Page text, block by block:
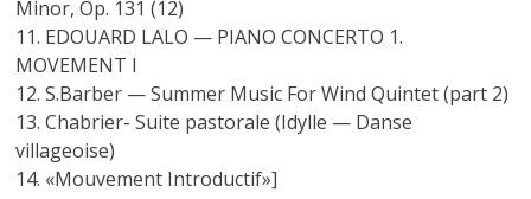
Minor, Op. 131 (12)
11. EDOUARD LALO — PIANO CONCERTO 1.
MOVEMENT I
12. S.Barber — Summer Music For Wind Quintet (part 2)
13. Chabrier- Suite pastorale (Idylle — Danse
villageoise)
14. «Mouvement Introductif»]